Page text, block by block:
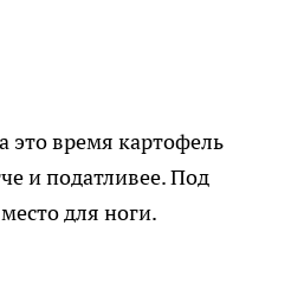
это время картофель
и податливее. Под
для ноги.